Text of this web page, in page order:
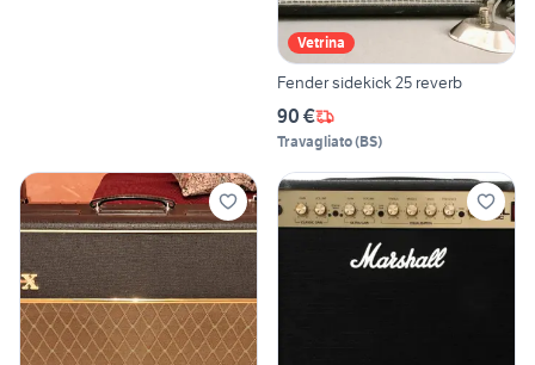
Vetrina
Fender sidekick 25 reverb
90 €
Travagliato(BS)